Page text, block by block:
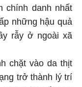
chính danh nhất
những hậu quả
rẫy ở ngoài xã
chặt vào da thịt
trở thành lý trí